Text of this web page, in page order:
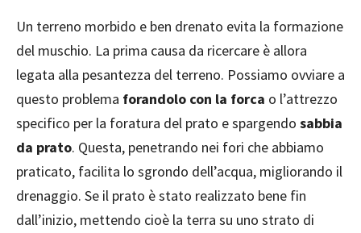
Un terreno morbido e ben drenato evita la formazione
del muschio. La prima causa da ricercare è allora
legata alla pesantezza del terreno. Possiamo ovviare a
questo problema forandolo con la forca o l’attrezzo
specifico per la foratura del prato e spargendo sabbia
da prato. Questa, penetrando nei fori che abbiamo
praticato, facilita lo sgrondo dell’acqua, migliorando il
drenaggio. Se il prato è stato realizzato bene fin
dall’inizio, mettendo cioè la terra su uno strato di